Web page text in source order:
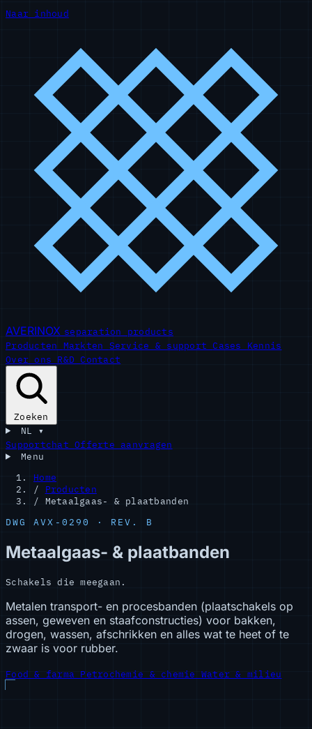
Naar inhoud
AVERINOX separation products
Producten Markten Service & support Cases Kennis
Over ons R&D Contact
Zoeken
NL ▾
SupportchatOfferte aanvragen
Menu
Home
/
Producten
/ Metaalgaas- & plaatbanden
DWG AVX-0290 · REV. B
Metaalgaas- & plaatbanden
Schakels die meegaan.
Metalen transport- en procesbanden (plaatschakels op
assen, geweven en staafconstructies) voor bakken,
drogen, wassen, afschrikken en alles wat te heet of te
zwaar is voor rubber.
Food & farma Petrochemie & chemie Water & milieu